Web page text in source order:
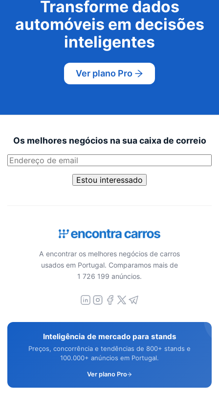
Transforme dados
automóveis em decisões
inteligentes
Ver plano Pro
Os melhores negócios na sua caixa de correio
Estou interessado
A encontrar os melhores negócios de carros
usados em Portugal. Comparamos mais de
1 726 199 anúncios.
Inteligência de mercado para stands
Preços, concorrência e tendências de 800+ stands e
100.000+ anúncios em Portugal.
Ver plano Pro